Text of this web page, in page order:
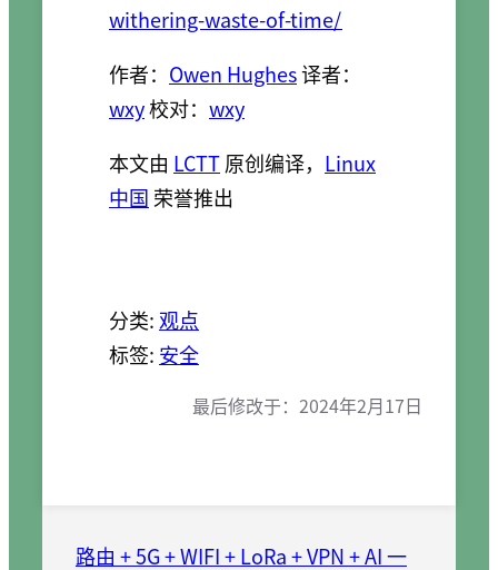
withering-waste-of-time/
作者： Owen Hughes译者：
wxy校对： wxy
本文由 LCTT原创编译， Linux
中国 荣誉推出
分类: 观点
标签: 安全
最后修改于： 2024年2月17日
路由 + 5G + WIFI + LoRa + VPN + AI 一